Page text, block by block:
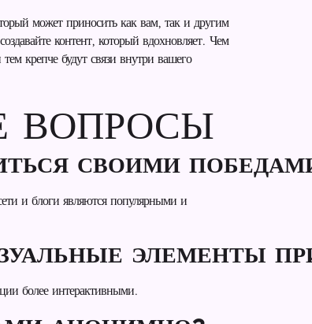
может приносить как вам, так и другим
контент, который вдохновляет. Чем
крепче будут связи внутри вашего
ВОПРОСЫ
СВОИМИ
и блоги являются популярными и
ЭЛЕМЕНТЫ
более интерактивными.